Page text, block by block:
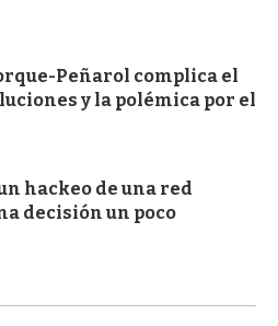
Peñarol complica el
y la polémica por el
hackeo de una red
decisión un poco